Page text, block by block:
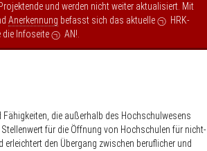
und werden nicht weiter aktualisiert. Mit
Anerkennung befasst sich das aktuelle
HRK-
die Infoseite AN!
die außerhalb des Hochschulwesens
für die Öffnung von Hochschulen für nicht-
den Übergang zwischen beruflicher und